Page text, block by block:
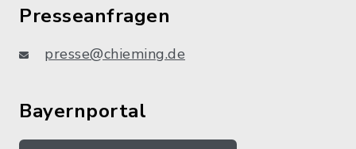
Presseanfragen
presse@chieming.de
Bayernportal